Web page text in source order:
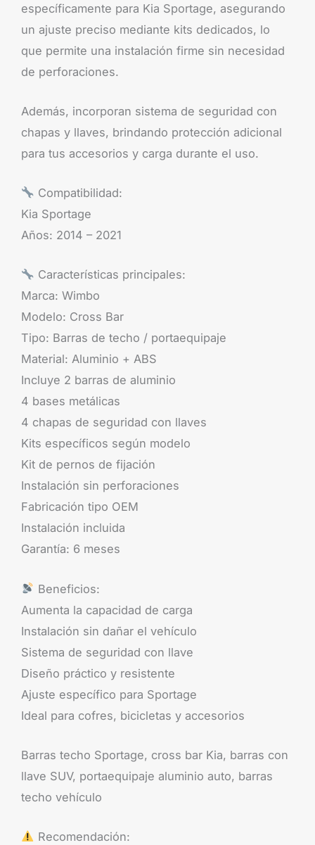
específicamente para Kia Sportage, asegurando
un ajuste preciso mediante kits dedicados, lo
que permite una instalación firme sin necesidad
de perforaciones.
Además, incorporan sistema de seguridad con
chapas y llaves, brindando protección adicional
para tus accesorios y carga durante el uso.
Compatibilidad:
Kia Sportage
Años: 2014 – 2021
Características principales:
Marca: Wimbo
Modelo: Cross Bar
Tipo: Barras de techo / portaequipaje
Material: Aluminio + ABS
Incluye 2 barras de aluminio
4 bases metálicas
4 chapas de seguridad con llaves
Kits específicos según modelo
Kit de pernos de fijación
Instalación sin perforaciones
Fabricación tipo OEM
Instalación incluida
Garantía: 6 meses
Beneficios:
Aumenta la capacidad de carga
Instalación sin dañar el vehículo
Sistema de seguridad con llave
Diseño práctico y resistente
Ajuste específico para Sportage
Ideal para cofres, bicicletas y accesorios
Barras techo Sportage, cross bar Kia, barras con
llave SUV, portaequipaje aluminio auto, barras
techo vehículo
Recomendación: